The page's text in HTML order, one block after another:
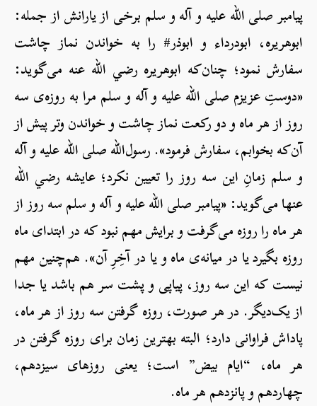
پیامبر صلی الله علیه و آله و سلم برخی از یارانش از جمله:
ابوهریره، ابودرداء و ابوذر# را به خواندن نماز چاشت
سفارش نمود؛ چنان‌که ابوهریره رضي الله عنه می‌گوید:
«دوستِ عزیزم صلی الله علیه و آله و سلم مرا به روزه‌ی سه
روز از هر ماه و دو رکعت نماز چاشت و خواندن وتر پیش از
آن‌که بخوابم، سفارش فرمود». رسول‌الله صلی الله علیه و آله
و سلم زمانِ این سه روز را تعیین نکرد؛ عایشه رضي الله
عنها می‌گوید: «پیامبر صلی الله علیه و آله و سلم سه روز از
هر ماه را روزه می‌گرفت و برایش مهم نبود که در ابتدای ماه
روزه بگیرد یا در میانه‌ی ماه و یا در آخِرِ آن». هم‌چنین مهم
نیست که این سه روز، پیاپی و پشت سر هم باشد یا جدا
از یک‌دیگر. در هر صورت، روزه گرفتن سه روز از هر ماه،
پاداش فراوانی دارد؛ البته بهترین زمان برای روزه گرفتن در
هر ماه، “ایام بیض” است؛ یعنی روزهای سیزدهم،
چهاردهم و پانزدهم هر ماه.